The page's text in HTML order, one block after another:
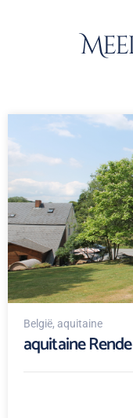
België, aquitaine
aquitaine